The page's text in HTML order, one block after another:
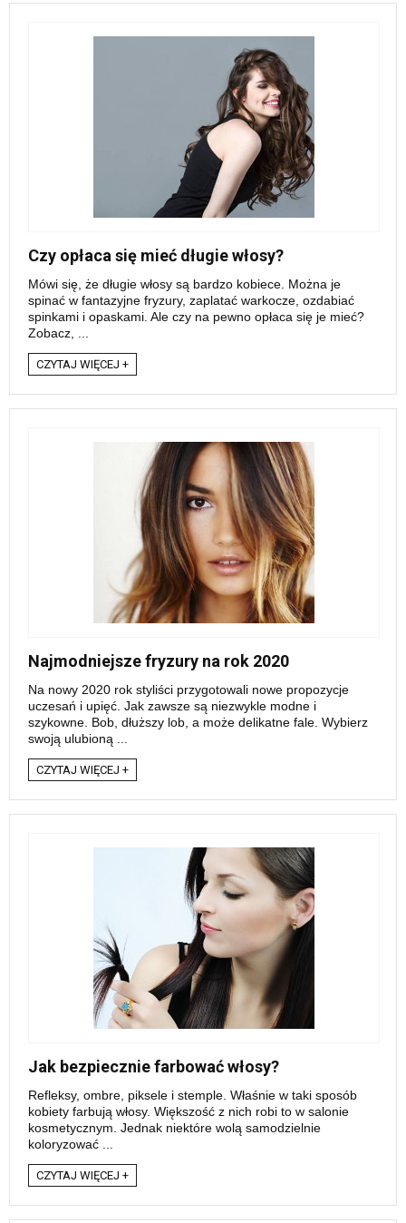
Czy opłaca się mieć długie włosy?
Mówi się, że długie włosy są bardzo kobiece. Można je
spinać w fantazyjne fryzury, zaplatać warkocze, ozdabiać
spinkami i opaskami. Ale czy na pewno opłaca się je mieć?
Zobacz, ...
CZYTAJ WIĘCEJ +
Najmodniejsze fryzury na rok 2020
Na nowy 2020 rok styliści przygotowali nowe propozycje
uczesań i upięć. Jak zawsze są niezwykle modne i
szykowne. Bob, dłuższy lob, a może delikatne fale. Wybierz
swoją ulubioną ...
CZYTAJ WIĘCEJ +
Jak bezpiecznie farbować włosy?
Refleksy, ombre, piksele i stemple. Właśnie w taki sposób
kobiety farbują włosy. Większość z nich robi to w salonie
kosmetycznym. Jednak niektóre wolą samodzielnie
koloryzować ...
CZYTAJ WIĘCEJ +